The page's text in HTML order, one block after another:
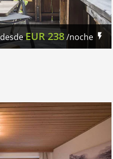
desdeEUR 238/noche